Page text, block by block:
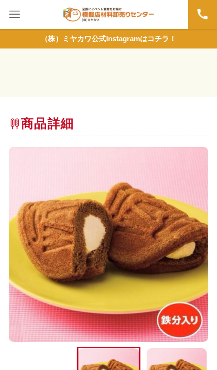
（株）ミヤカワ公式Instagramはコチラ！
商品詳細